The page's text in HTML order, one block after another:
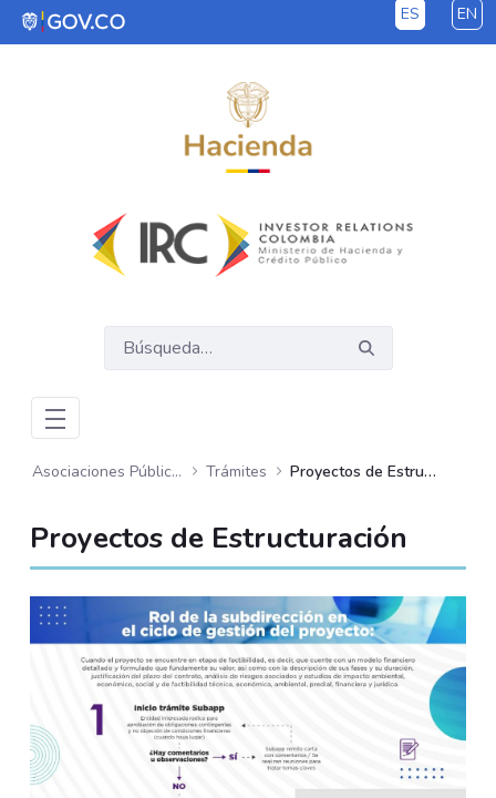
Saltar al contenido principal ES EN
Asociaciones Público Privadas – APP Trámites Proyectos de Estructuración
Proyectos de Estructuración